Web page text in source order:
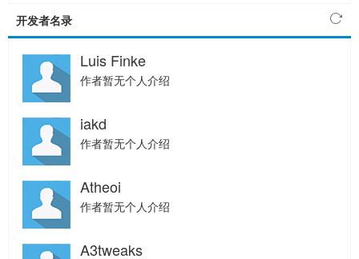
开发者名录
Luis Finke
作者暂无个人介绍
iakd
作者暂无个人介绍
Atheoi
作者暂无个人介绍
A3tweaks